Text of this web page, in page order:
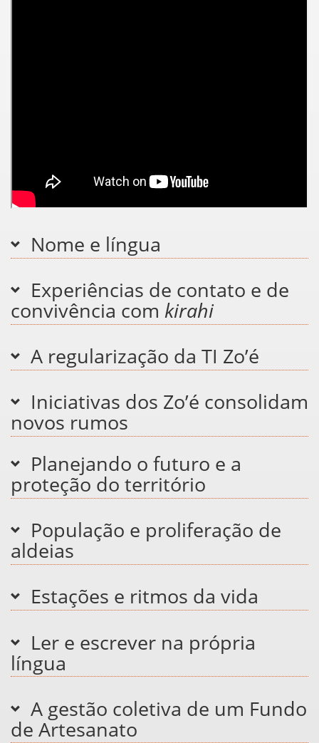
Nome e língua
Experiências de contato e de
convivência com kirahi
A regularização da TI Zo’é
Iniciativas dos Zo’é consolidam
novos rumos
Planejando o futuro e a
proteção do território
População e proliferação de
aldeias
Estações e ritmos da vida
Ler e escrever na própria
língua
A gestão coletiva de um Fundo
de Artesanato